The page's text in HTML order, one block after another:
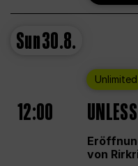
Sun30.8.
Unlimited
12:00
von